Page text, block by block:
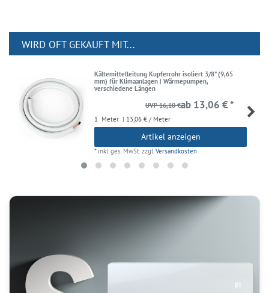
WIRD OFT GEKAUFT MIT...
Kältemittelleitung Kupferrohr isoliert 3/8" (9,65
mm) für Klimaanlagen | Wärmepumpen,
verschiedene Längen
UVP 16,10 €ab 13,06 € *
1 Meter | 13,06 € / Meter
Artikel anzeigen
* inkl. ges. MwSt.zzgl.Versandkosten